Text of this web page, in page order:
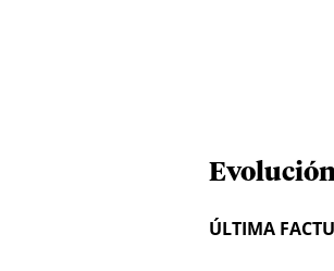
Evolución
ÚLTIMA